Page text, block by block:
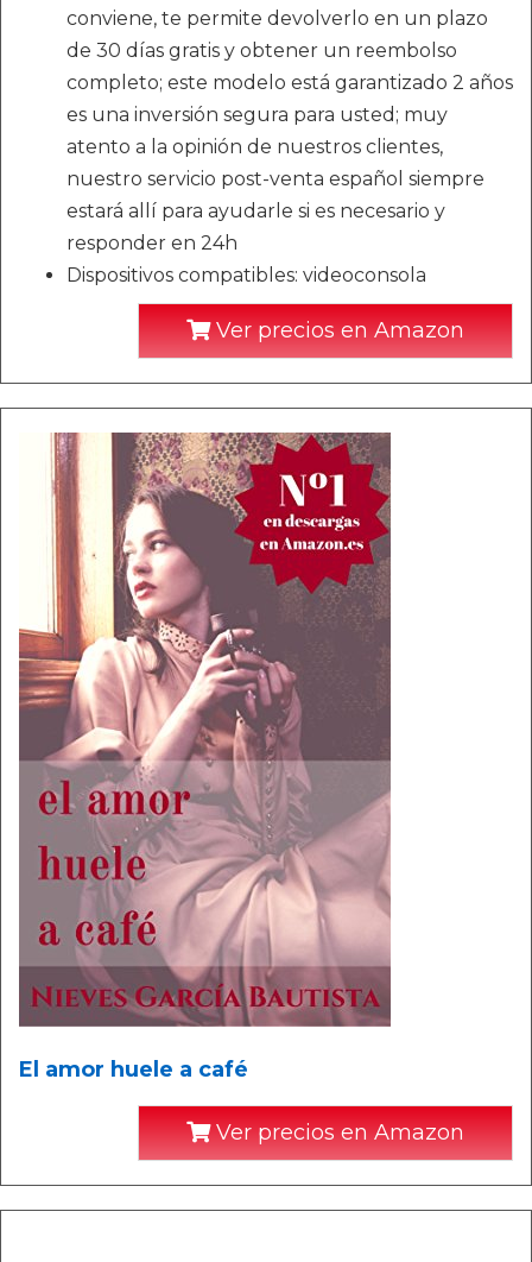
conviene, te permite devolverlo en un plazo
de 30 días gratis y obtener un reembolso
completo; este modelo está garantizado 2 años
es una inversión segura para usted; muy
atento a la opinión de nuestros clientes,
nuestro servicio post-venta español siempre
estará allí para ayudarle si es necesario y
responder en 24h
Dispositivos compatibles: videoconsola
Ver precios en Amazon
El amor huele a café
Ver precios en Amazon